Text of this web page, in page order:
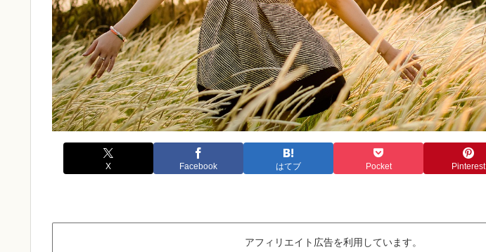
X Facebook はてブ Pocket Pinterest
アフィリエイト広告を利用しています。